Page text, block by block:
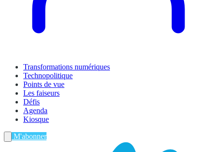
Transformations numériques
Technopolitique
Points de vue
Les faiseurs
Défis
Agenda
Kiosque
M'abonner